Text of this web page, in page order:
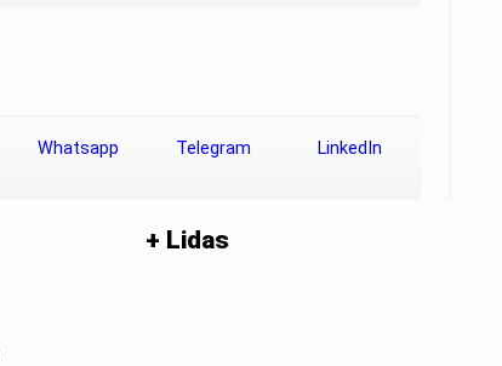
Whatsapp Telegram LinkedIn
+ Lidas